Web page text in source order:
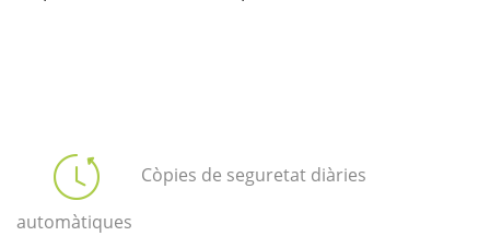
Còpies de seguretat diàries
automàtiques